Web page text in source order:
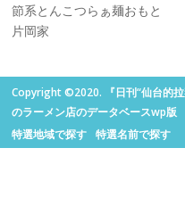
節系とんこつらぁ麺おもと
片岡家
Copyright ©2020. 『日刊“仙台的
のラーメン店のデータベースwp版
特選地域で探す
特選名前で探す